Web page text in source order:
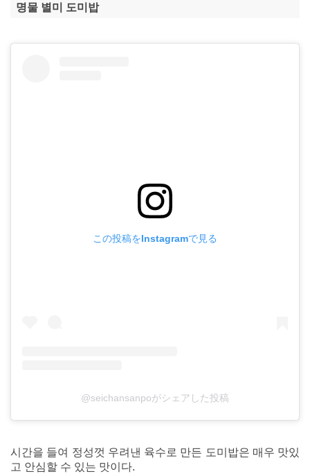
명물 별미 도미밥
この投稿をInstagramで見る
@seichansanpoがシェアした投稿
시간을 들여 정성껏 우려낸 육수로 만든 도미밥은 매우 맛있
고 안심할 수 있는 맛이다.